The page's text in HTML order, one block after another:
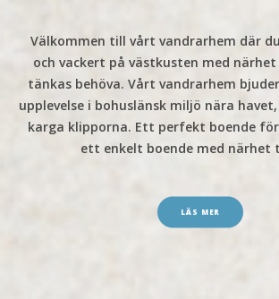
Välkommen till vårt vandrarhem där
och vackert på västkusten med
tänkas behöva. Vårt vandrarhem
upplevelse i bohuslänsk miljö nära
karga klipporna. Ett perfekt boende
ett enkelt boende med närhet
LÄS MER